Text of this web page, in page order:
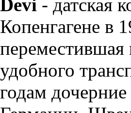
Devi - датская
Копенгагене в
удобного
годам